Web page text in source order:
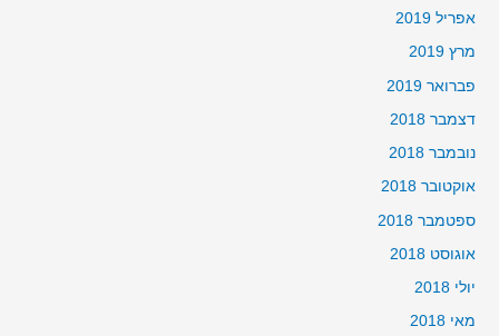
אפריל 2019
מרץ 2019
פברואר 2019
דצמבר 2018
נובמבר 2018
אוקטובר 2018
ספטמבר 2018
אוגוסט 2018
יולי 2018
מאי 2018